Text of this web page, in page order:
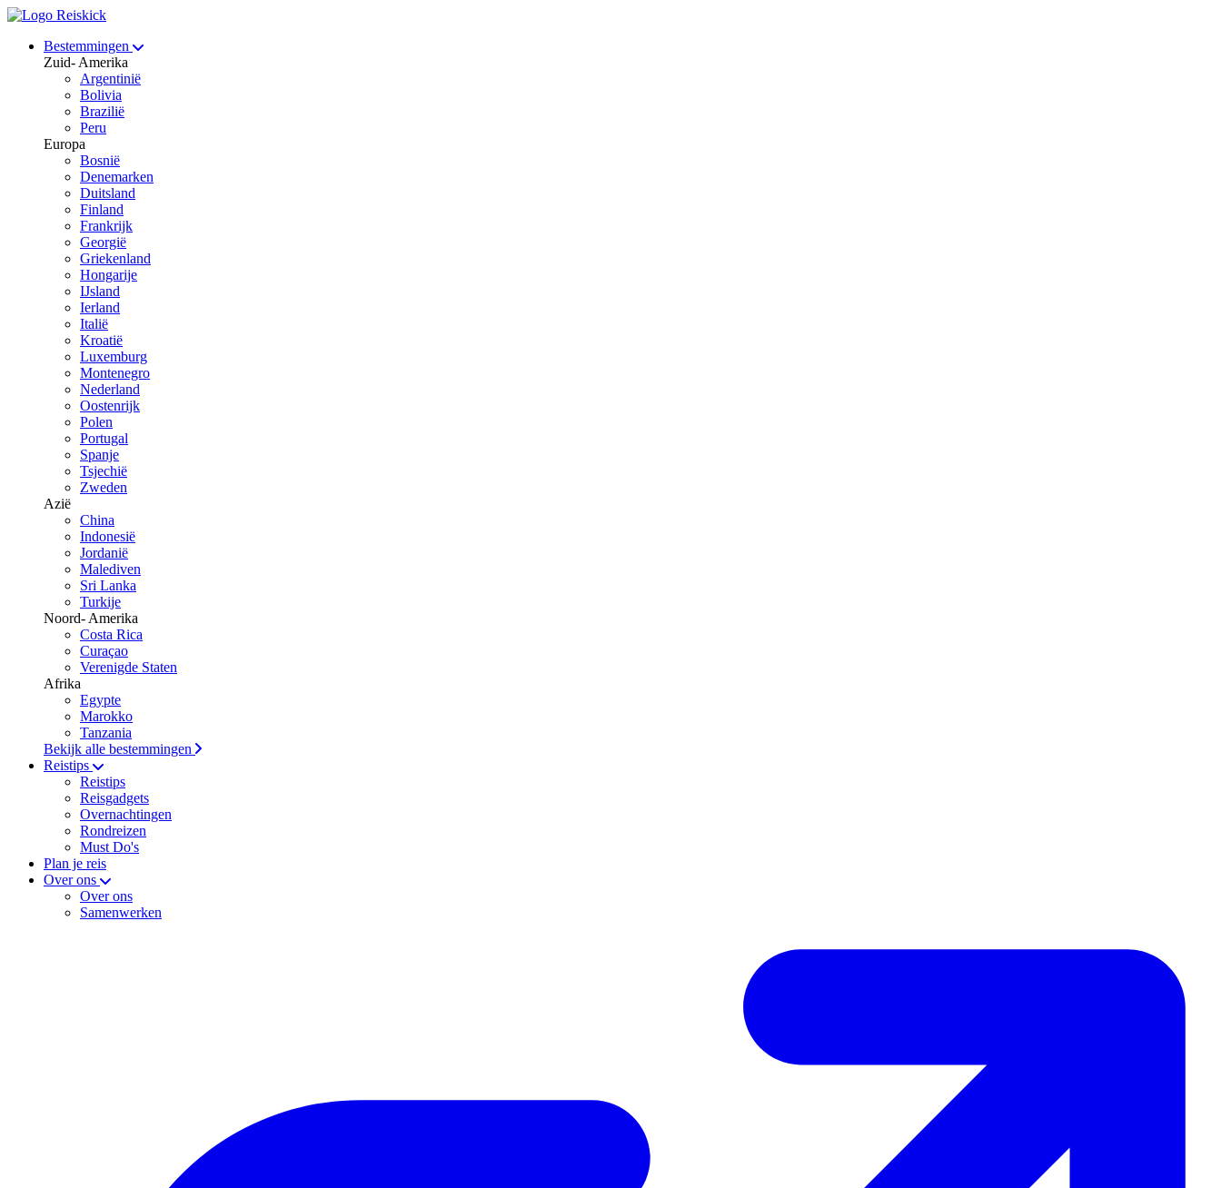
Bestemmingen
Zuid- Amerika
Argentinië
Bolivia
Brazilië
Peru
Europa
Bosnië
Denemarken
Duitsland
Finland
Frankrijk
Georgië
Griekenland
Hongarije
IJsland
Ierland
Italië
Kroatië
Luxemburg
Montenegro
Nederland
Oostenrijk
Polen
Portugal
Spanje
Tsjechië
Zweden
Azië
China
Indonesië
Jordanië
Malediven
Sri Lanka
Turkije
Noord- Amerika
Costa Rica
Curaçao
Verenigde Staten
Afrika
Egypte
Marokko
Tanzania
Bekijk alle bestemmingen
Reistips
Reistips
Reisgadgets
Overnachtingen
Rondreizen
Must Do's
Plan je reis
Over ons
Over ons
Samenwerken